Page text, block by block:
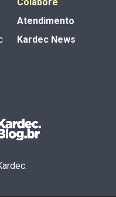
Atendimento
Kardec News